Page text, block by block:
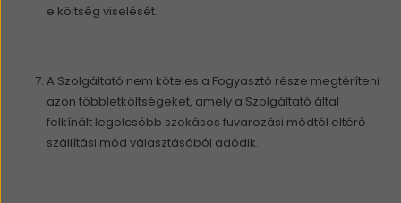
e költség viselését.
A Szolgáltató nem köteles a Fogyasztó része megtéríteni
azon többletköltségeket, amely a Szolgáltató által
felkínált legolcsóbb szokásos fuvarozási módtól eltérő
szállítási mód választásából adódik.